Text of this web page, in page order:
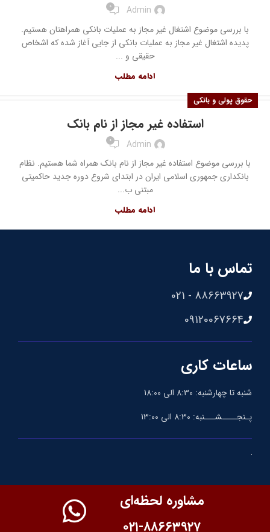
Admin
0
با بررسی موضوع اشتغال غیر مجاز به عملیات بانکی همراهتان هستیم.
پدیده اشتغال غیر مجاز به عملیات بانکی از جایی آغاز شده که اشخاص
حقیقی و ...
ادامه مطلب
حقوق پولی و بانکی
استفاده غیر مجاز از نام بانک
Admin
0
با بررسی موضوع استفاده غیر مجاز از نام بانک همراه شما هستیم. نظام
بانکداری جمهوری اسلامی ایران در ابتدای شروع دوره جدید حاکمیتی
مبتنی ب...
ادامه مطلب
تماس با ما
88663927 - 021
09120067664
ساعات کاری
شنبه تا چهارشنبه: 8:30 الی 18:00
پـنجــــشـــنبه: 8:30 الی 13:00
مشاوره لحظه‌ای
۰۲۱-۸۸۶۶۳۹۲۷